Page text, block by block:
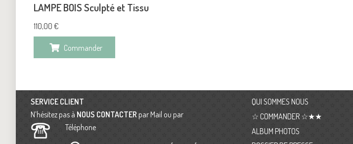
LAMPE BOIS Sculpté et Tissu
110,00 €
Commander
SERVICE CLIENT
N’hésitez pas à NOUS CONTACTER par Mail ou par
Téléphone
QUI SOMMES NOUS
☆ COMMANDER ☆★★
ALBUM PHOTOS